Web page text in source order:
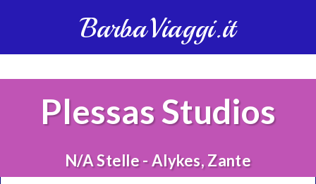
BarbaViaggi.it
Plessas Studios
N/A Stelle - Alykes, Zante